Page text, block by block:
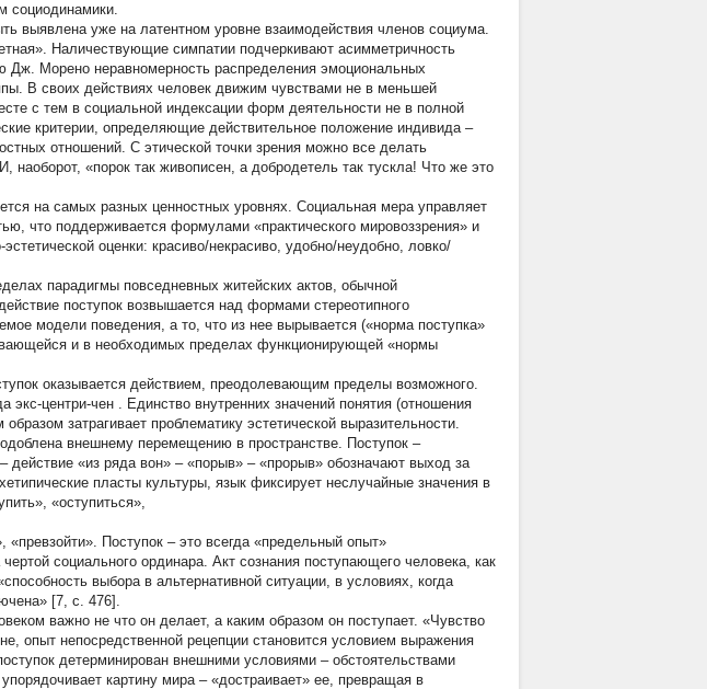
социодинамики.
выявлена уже на латентном уровне взаимодействия членов социума.
Наличествующие симпатии подчеркивают асимметричность
Дж. Морено неравномерность распределения эмоциональных
В своих действиях человек движим чувствами не в меньшей
с тем в социальной индексации форм деятельности не в полной
критерии, определяющие действительное положение индивида –
отношений. С этической точки зрения можно все делать
наоборот, «порок так живописен, а добродетель так тускла! Что же это
на самых разных ценностных уровнях. Социальная мера управляет
что поддерживается формулами «практического мировоззрения» и
оценки: красиво/некрасиво, удобно/неудобно, ловко/
парадигмы повседневных житейских актов, обычной
поступок возвышается над формами стереотипного
модели поведения, а то, что из нее вырывается («норма поступка»
и в необходимых пределах функционирующей «нормы
оказывается действием, преодолевающим пределы возможного.
экс-центри-чен . Единство внутренних значений понятия (отношения
затрагивает проблематику эстетической выразительности.
внешнему перемещению в пространстве. Поступок –
действие «из ряда вон» – «порыв» – «прорыв» обозначают выход за
пласты культуры, язык фиксирует неслучайные значения в
«оступиться»,
«превзойти». Поступок – это всегда «предельный опыт»
социального ординара. Акт сознания поступающего человека, как
выбора в альтернативной ситуации, в условиях, когда
[7, с. 476].
важно не что он делает, а каким образом он поступает. «Чувство
опыт непосредственной рецепции становится условием выражения
детерминирован внешними условиями – обстоятельствами
картину мира – «достраивает» ее, превращая в